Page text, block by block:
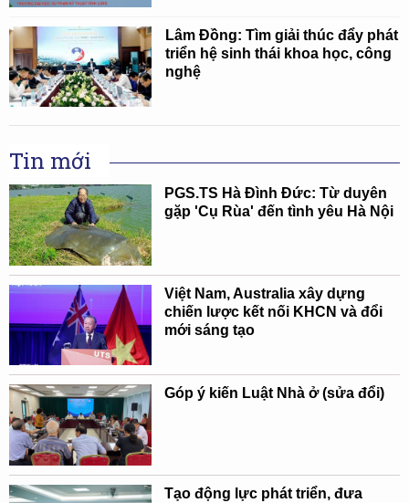
Lâm Đồng: Tìm giải thúc đẩy phát
triển hệ sinh thái khoa học, công
nghệ
Tin mới
PGS.TS Hà Đình Đức: Từ duyên
gặp 'Cụ Rùa' đến tình yêu Hà Nội
Việt Nam, Australia xây dựng
chiến lược kết nối KHCN và đổi
mới sáng tạo
Góp ý kiến Luật Nhà ở (sửa đổi)
Tạo động lực phát triển, đưa